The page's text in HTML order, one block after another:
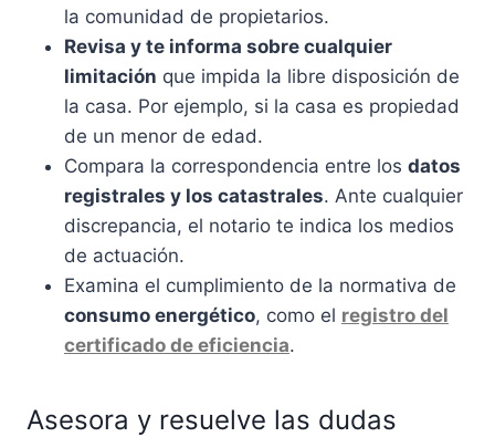
la comunidad de propietarios.
Revisa y te informa sobre cualquier
limitación que impida la libre disposición de
la casa. Por ejemplo, si la casa es propiedad
de un menor de edad.
Compara la correspondencia entre los datos
registrales y los catastrales. Ante cualquier
discrepancia, el notario te indica los medios
de actuación.
Examina el cumplimiento de la normativa de
consumo energético, como el registro del
certificado de eficiencia.
Asesora y resuelve las dudas